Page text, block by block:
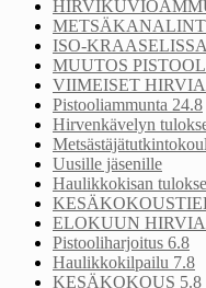
ISO-
MUUTOS
VIIMEISET
Pistooliammunta 24.8
Hirvenkävelyn
Uusille jäsenille
Haulikkokisan
ELOKUUN
Pistooliharjoitus 6.8
Haulikkokilpailu 7.8
KESÄKOKOUS 5.8